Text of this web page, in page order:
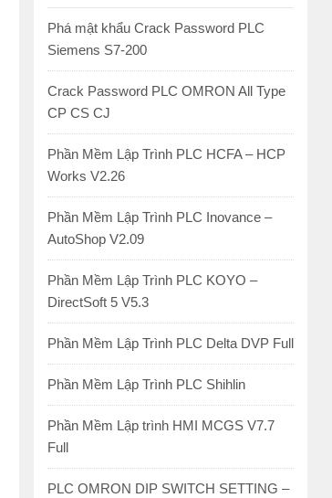
Phá mật khẩu Crack Password PLC
Siemens S7-200
Crack Password PLC OMRON All Type
CP CS CJ
Phần Mềm Lập Trình PLC HCFA – HCP
Works V2.26
Phần Mềm Lập Trình PLC Inovance –
AutoShop V2.09
Phần Mềm Lập Trình PLC KOYO –
DirectSoft 5 V5.3
Phần Mềm Lập Trình PLC Delta DVP Full
Phần Mềm Lập Trình PLC Shihlin
Phần Mềm Lập trình HMI MCGS V7.7
Full
PLC OMRON DIP SWITCH SETTING –